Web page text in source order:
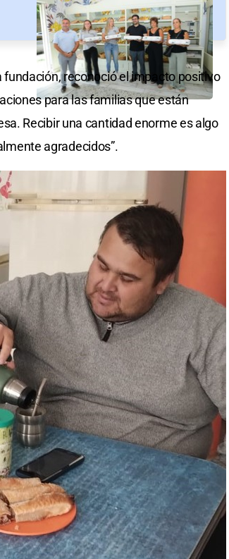
fundación, reconoció el impacto positivo
para las familias que están
Recibir una cantidad enorme es algo
agradecidos”.